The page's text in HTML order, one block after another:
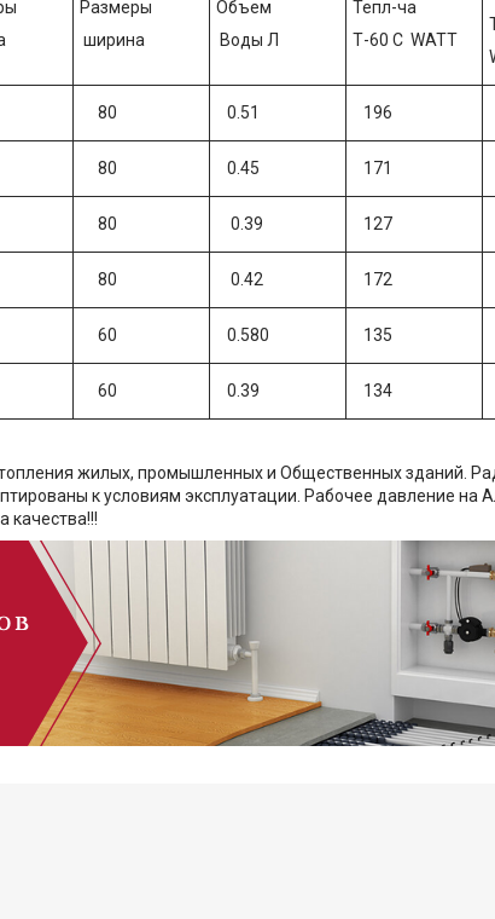
Размеры
ширина
Объем
Воды Л
Тепл-ча
Т-60 С WATT
80 0.51 196
80 0.45 171
80 0.39 127
80 0.42 172
60 0.580 135
60 0.39 134
жилых, промышленных и Общественных зданий.
к условиям эксплуатации. Рабочее давление
качества!!!